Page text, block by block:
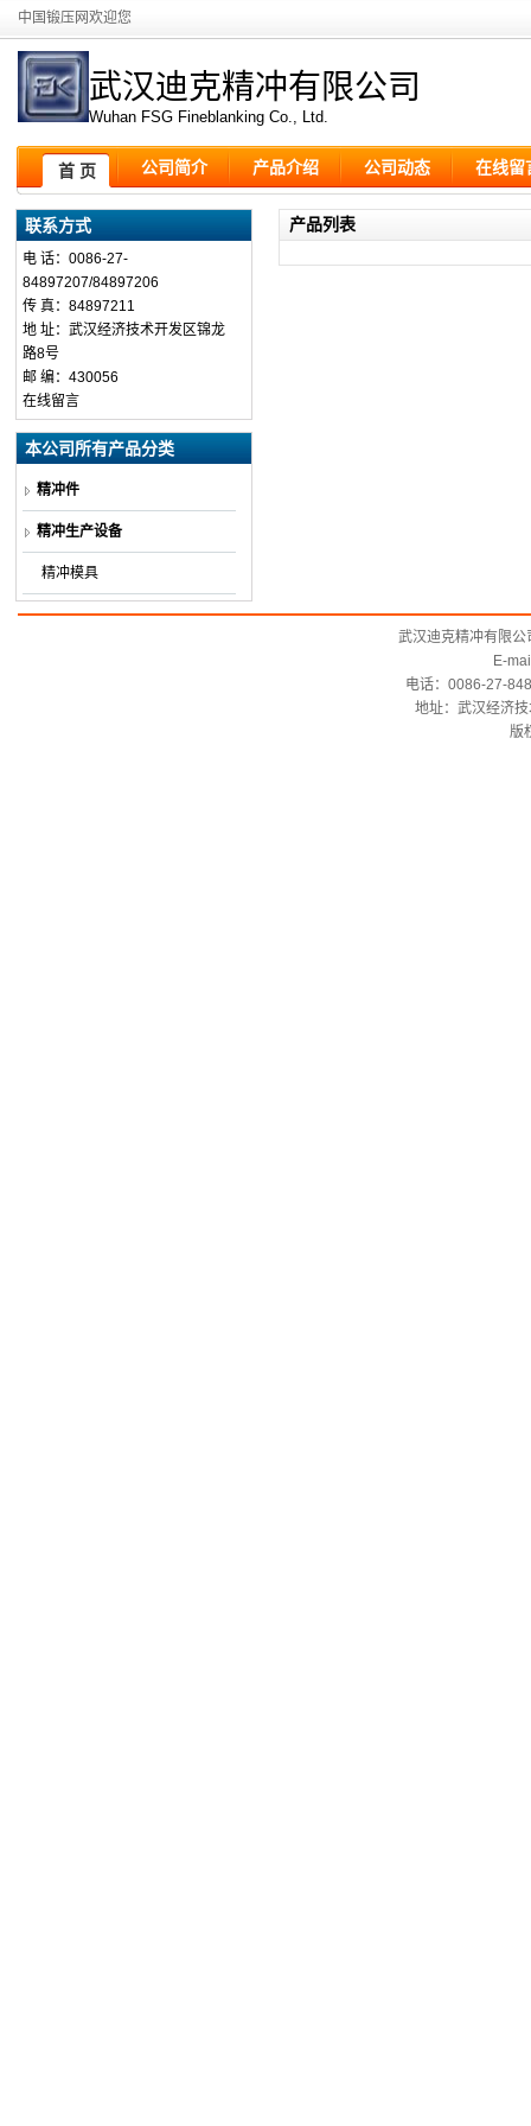
中国锻压网欢迎您
武汉迪克精冲有限公司
Wuhan FSG Fineblanking Co., Ltd.
首 页 公司简介 产品介绍 公司动态 在线留
联系方式
电 话：0086-27-
84897207/84897206
传 真：84897211
地 址：武汉经济技术开发区锦龙
路8号
邮 编：430056
在线留言
本公司所有产品分类
精冲件
精冲生产设备
精冲模具
产品列表
武汉迪克精冲有限
E-
电话：0086-27-
地址：武汉经济
版